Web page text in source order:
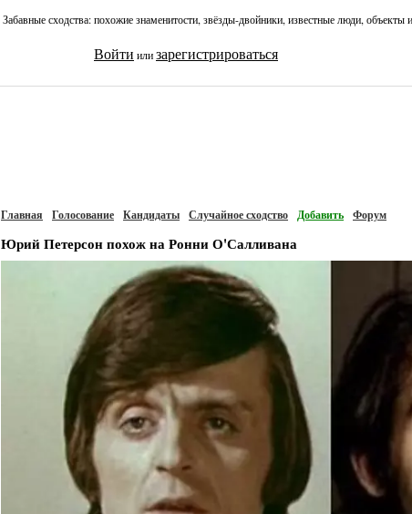
Забавные сходства: похожие знаменитости, звёзды-двойники, известные люди, объекты
Войти или зарегистрироваться
Главная Голосование Кандидаты Случайное сходство Добавить Форум
Юрий Петерсон похож на Ронни О'Салливана